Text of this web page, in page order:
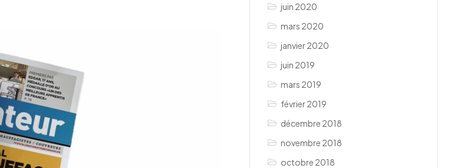
juin 2020
mars 2020
janvier 2020
juin 2019
mars 2019
février 2019
décembre 2018
novembre 2018
octobre 2018